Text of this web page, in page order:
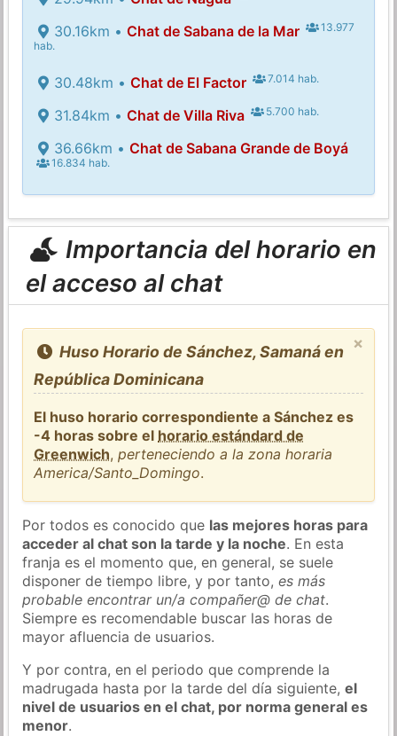
30.16km • Chat de Sabana de la Mar
13.977
hab.
30.48km • Chat de El Factor 7.014 hab.
31.84km • Chat de Villa Riva 5.700 hab.
36.66km • Chat de Sabana Grande de Boyá
16.834 hab.
Importancia del horario en
el acceso al chat
×
Huso Horario de Sánchez, Samaná en
República Dominicana
El huso horario correspondiente a Sánchez es
-4 horas sobre el horario estándard de
Greenwich,perteneciendo a la zona horaria
America/Santo_Domingo.
Por todos es conocido que las mejores horas para
acceder al chat son la tarde y la noche. En esta
franja es el momento que, en general, se suele
disponer de tiempo libre, y por tanto,es más
probable encontrar un/a compañer@ de chat.
Siempre es recomendable buscar las horas de
mayor afluencia de usuarios.
Y por contra, en el periodo que comprende la
madrugada hasta por la tarde del día siguiente,el
nivel de usuarios en el chat, por norma general es
menor.